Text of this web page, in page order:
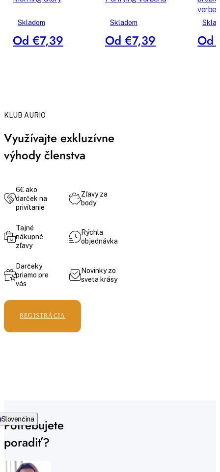
Skladom
Od €7,39
Skladom
Od €7,39 Od
KLUB AURIO
Využívajte exkluzívne
výhody členstva
6€ ako
darček na
privítanie
Zľavy za
body
Tajné
nákupné
zľavy
Rýchla
objednávka
Darčeky
priamo pre
vás
Novinky zo
sveta krásy
REGISTRÁCIA
Potrebujete
poradiť?
Slovenčina